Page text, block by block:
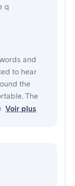
q
and
to hear
the
The
Voir plus